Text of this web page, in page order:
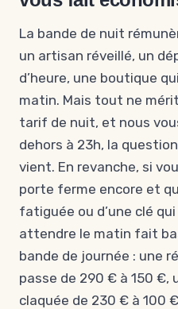
La bande de nuit
un artisan réveillé, un
d’heure, une boutique
matin. Mais tout ne
tarif de nuit, et nous
dehors à 23h, la
vient. En revanche, si
porte ferme encore et
fatiguée ou d’une clé
attendre le matin fait
bande de journée : une
passe de 290 € à 150 €,
claquée de 230 € à 100